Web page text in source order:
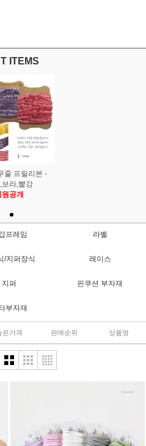
ITEMS
줄 프릴리본 -
보라,빨강
원공개
프레임 라벨
/지퍼장식 레이스
지퍼 핀쿠션 부자재
부자재
은가격 판매순위 상품명